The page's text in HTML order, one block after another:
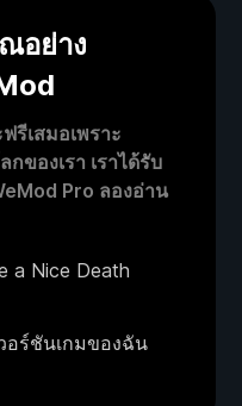
อย่าง
รีเสมอเพราะ
ของเรา เราได้รับ
Pro ลองอ่าน
a Nice Death
อร์ชันเกมของฉัน